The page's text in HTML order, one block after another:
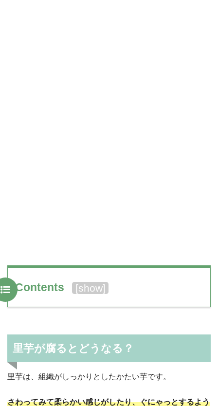
Contents [show]
里芋が腐るとどうなる？
里芋は、組織がしっかりとしたかたい芋です。
さわってみて柔らかい感じがしたり、ぐにゃっとするよう